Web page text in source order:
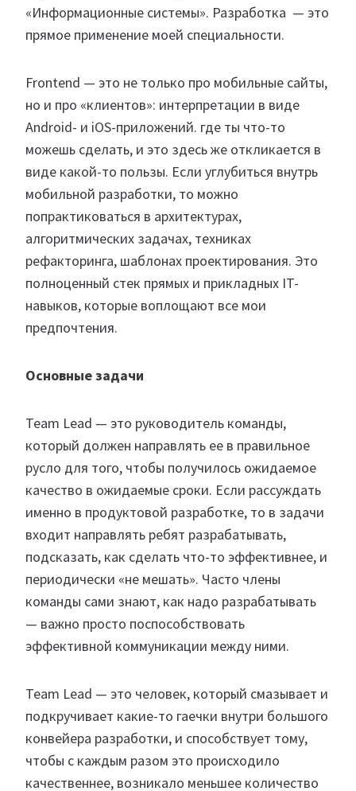
«Информационные системы». Разработка — это
прямое применение моей специальности.
Frontend — это не только про мобильные сайты,
но и про «клиентов»: интерпретации в виде
Android- и iOS-приложений. где ты что-то
можешь сделать, и это здесь же откликается в
виде какой-то пользы. Если углубиться внутрь
мобильной разработки, то можно
попрактиковаться в архитектурах,
алгоритмических задачах, техниках
рефакторинга, шаблонах проектирования. Это
полноценный стек прямых и прикладных IT-
навыков, которые воплощают все мои
предпочтения.
Основные задачи
Team Lead — это руководитель команды,
который должен направлять ее в правильное
русло для того, чтобы получилось ожидаемое
качество в ожидаемые сроки. Если рассуждать
именно в продуктовой разработке, то в задачи
входит направлять ребят разрабатывать,
подсказать, как сделать что-то эффективнее, и
периодически «не мешать». Часто члены
команды сами знают, как надо разрабатывать
— важно просто поспособствовать
эффективной коммуникации между ними.
Team Lead — это человек, который смазывает и
подкручивает какие-то гаечки внутри большого
конвейера разработки, и способствует тому,
чтобы с каждым разом это происходило
качественнее, возникало меньшее количество